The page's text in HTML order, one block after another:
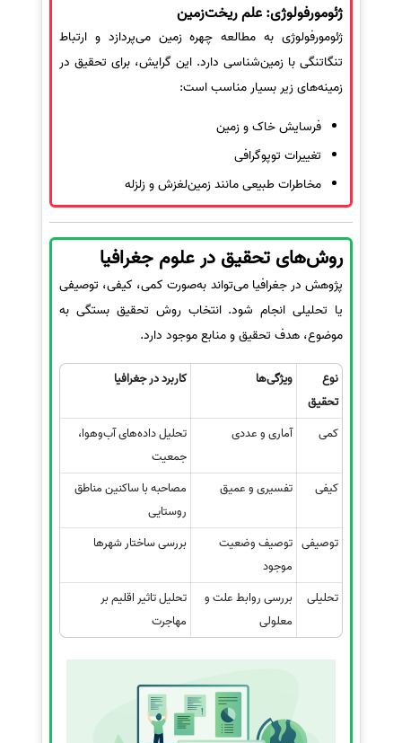
ژئومورفولوژی: علم ریخت‌زمین
ژئومورفولوژی به مطالعه چهره زمین می‌پردازد و ارتباط
تنگاتنگی با زمین‌شناسی دارد. این گرایش، برای تحقیق در
زمینه‌های زیر بسیار مناسب است:
فرسایش خاک و زمین
تغییرات توپوگرافی
مخاطرات طبیعی مانند زمین‌لغزش و زلزله
روش‌های تحقیق در علوم جغرافیا
پژوهش در جغرافیا می‌تواند به‌صورت کمی، کیفی، توصیفی
یا تحلیلی انجام شود. انتخاب روش تحقیق بستگی به
موضوع، هدف تحقیق و منابع موجود دارد.
نوع
تحقیق
ویژگی‌ها کاربرد در جغرافیا
کمی آماری و عددی
تحلیل داده‌های آب‌وهوا،
جمعیت
کیفی
تفسیری و عمیق
مصاحبه با ساکنین مناطق
روستایی
توصیفی توصیف وضعیت
موجود
بررسی ساختار شهرها
تحلیلی
بررسی روابط علت و
معلولی
تحلیل تاثیر اقلیم بر
مهاجرت